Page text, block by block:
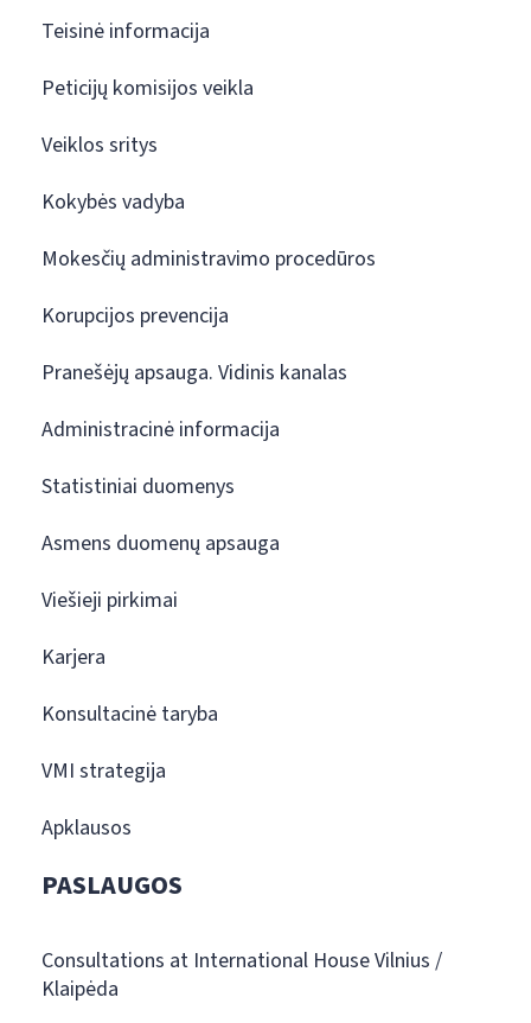
Teisinė informacija
Peticijų komisijos veikla
Veiklos sritys
Kokybės vadyba
Mokesčių administravimo procedūros
Korupcijos prevencija
Pranešėjų apsauga. Vidinis kanalas
Administracinė informacija
Statistiniai duomenys
Asmens duomenų apsauga
Viešieji pirkimai
Karjera
Konsultacinė taryba
VMI strategija
Apklausos
PASLAUGOS
Consultations at International House Vilnius /
Klaipėda